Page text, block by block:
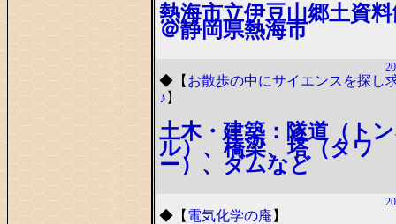
熱海市立伊豆山郷土資
＠静岡県熱海市
◆ 【 お散歩の中にサイエンスを探し
♪ 】
土木・建築：隧道（ト
ル）、橋梁、塔（タワ
ー）、ダムなど
◆ 【 電気化学の庵 】